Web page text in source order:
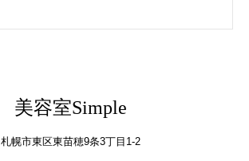
美容室Simple
札幌市東区東苗穂9条3丁目1-2